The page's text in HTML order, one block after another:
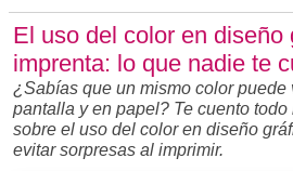
El uso del color en diseño
imprenta: lo que nadie te
¿Sabías que un mismo color puede
pantalla y en papel? Te cuento
sobre el uso del color en diseño
evitar sorpresas al imprimir.